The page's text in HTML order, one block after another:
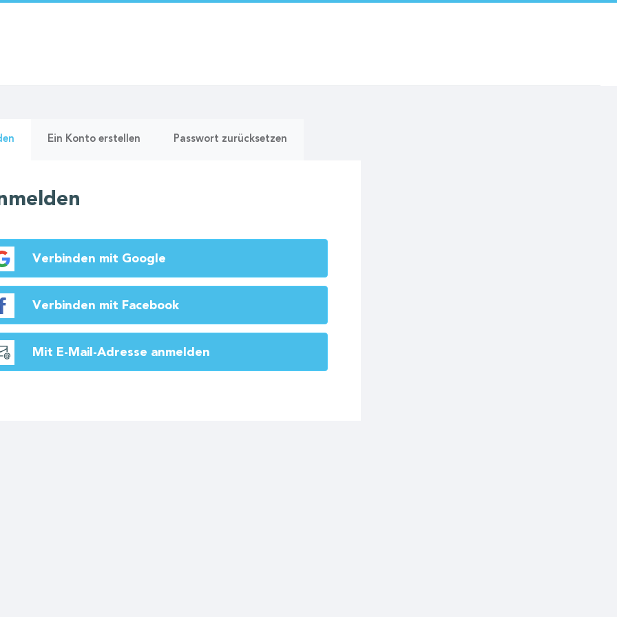
(aktiverEin Konto erstellen Passwort zurücksetzen
Verbinden mit Google
Verbinden mit Facebook
Mit E-Mail-Adresse anmelden